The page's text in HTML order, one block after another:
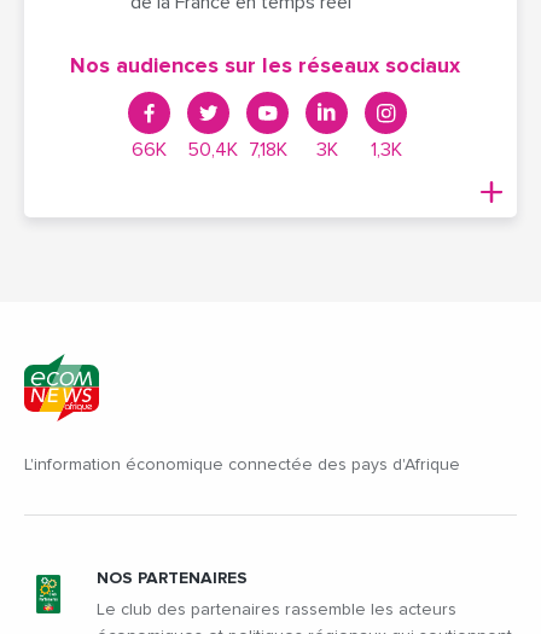
Nos audiences sur les réseaux sociaux
66K 50,4K 7,18K 3K 1,3K
L'information économique connectée des pays d'Afrique
NOS PARTENAIRES
Le club des partenaires rassemble les acteurs